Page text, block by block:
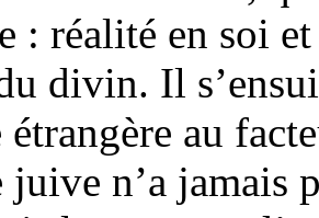
: réalité en soi
divin. Il
étrangère au
n’a jamais